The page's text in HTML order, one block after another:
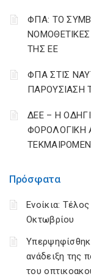
Πρόσφατα
Ενοίκια:
Οκτωβρίου
ανάδειξη της
του
ΦΠΑ: ΤΟ
ΤΗΣ ΕΕ
ΦΠΑ ΣΤΙΣ
ΠΑΡΟΥΣΙΑΣΗ
ΔΕΕ – Η
ΦΟΡΟΛΟΓΙΚΗ